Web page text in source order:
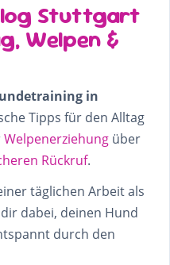
Stuttgart
Welpen &
in
Tipps für den Alltag
Welpenerziehung über
Rückruf.
täglichen Arbeit als
dabei, deinen Hund
durch den